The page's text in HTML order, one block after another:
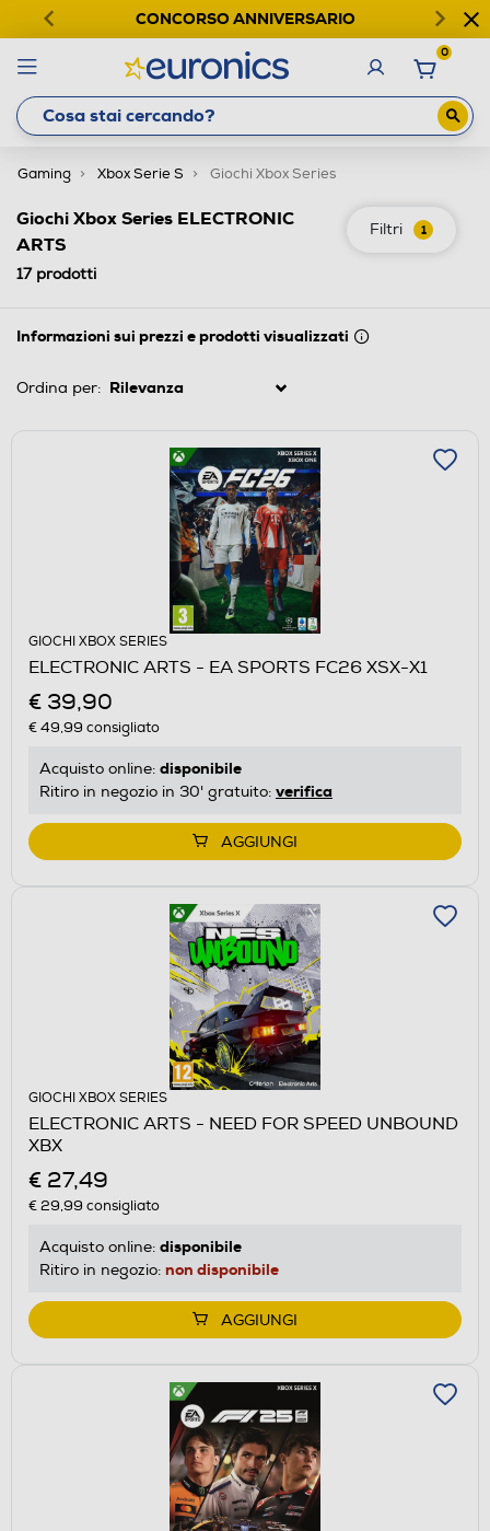
CONCORSO ANNIVERSARIO
0
Gaming Xbox Serie S Giochi Xbox Series
Filtri 1
Giochi Xbox Series ELECTRONIC
ARTS
17prodotti
Informazioni sui prezzi e prodotti visualizzati
Ordina per:
GIOCHI XBOX SERIES
ELECTRONIC ARTS - EA SPORTS FC26 XSX-X1
€ 39,90
€ 49,99 consigliato
Acquisto online: disponibile
Ritiro in negozio in 30' gratuito: verifica
AGGIUNGI
GIOCHI XBOX SERIES
ELECTRONIC ARTS - NEED FOR SPEED UNBOUND
XBX
€ 27,49
€ 29,99 consigliato
Acquisto online: disponibile
Ritiro in negozio: non disponibile
AGGIUNGI